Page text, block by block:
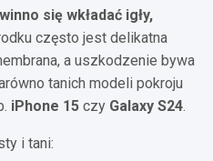
się wkładać igły,
często jest delikatna
a uszkodzenie bywa
tanich modeli pokroju
iPhone 15 czy Galaxy S24.
i tani: